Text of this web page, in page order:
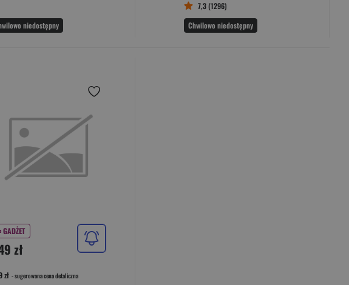
niedostępny
7,3 (1296)
Chwilowo niedostępny
GADŻET
zł
zł - sugerowana cena detaliczna